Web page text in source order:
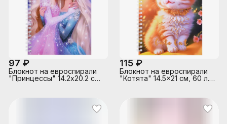
97 ₽
Блокнот на евроспирали
"Принцессы" 14.2х20.2 см,
70г/м2, 4 дизайна в
115 ₽
Блокнот на евроспирали
"Котята" 14.5x21 см, 60 л.,
4 дизайна в